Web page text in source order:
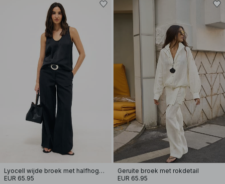
Lyocell wijde broek met halfhoge taille
EUR 65.95
Geruite broek met rokdetail
EUR 65.95